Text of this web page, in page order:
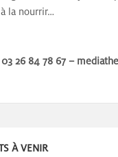
la nourrir…
26 84 78 67 –
À VENIR